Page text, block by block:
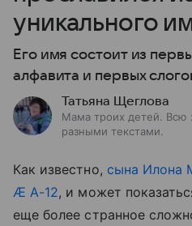
уникального
Его имя состоит из
алфавита и первых
Татьяна Щеглова
Мама троих детей. Всю
разными текстами.
Как известно, сына Илона
Æ A-12, и может
еще более странное